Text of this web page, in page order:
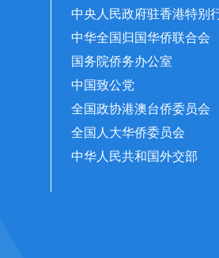
中央人民政府驻香港特别
中华全国归国华侨联合会
国务院侨务办公室
中国致公党
全国政协港澳台侨委员会
全国人大华侨委员会
中华人民共和国外交部